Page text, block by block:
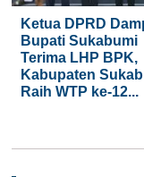
Ketua DPRD
Bupati Sukabumi
Terima LHP BPK,
Kabupaten
Raih WTP ke-12...